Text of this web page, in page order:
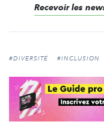
Recevoir les
#DIVERSITÉ #INCLUSION